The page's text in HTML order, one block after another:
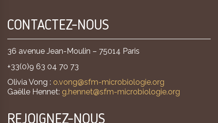
CONTACTEZ-NOUS
36 avenue Jean-Moulin – 75014 Paris
+33(0)9 63 04 70 73
Olivia Vong : o.vong@sfm-microbiologie.org
Gaëlle Hennet: g.hennet@sfm-microbiologie.org
REJOIGNEZ-NOUS